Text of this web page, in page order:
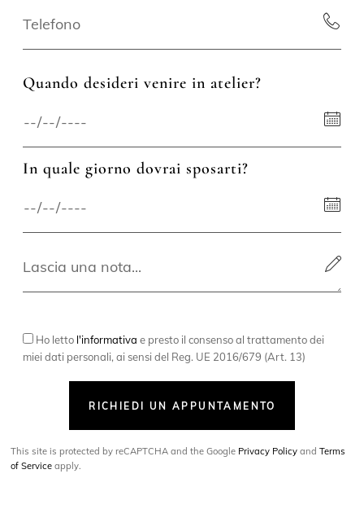
Quando desideri venire in atelier?
In quale giorno dovrai sposarti?
Ho letto l'informativa e presto il consenso al trattamento dei
miei dati personali, ai sensi del Reg. UE 2016/679 (Art. 13)
RICHIEDI UN APPUNTAMENTO
This site is protected by reCAPTCHA and the Google Privacy Policy andTerms
of Service apply.